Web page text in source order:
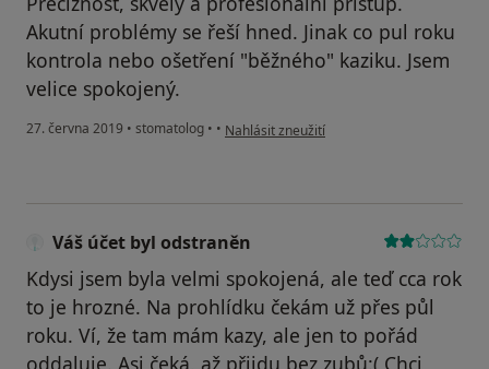
Akutní problémy se řeší hned. Jinak co pul roku
kontrola nebo ošetření "běžného" kaziku. Jsem
velice spokojený.
27. června 2019 • stomatolog • • podle názoru uživatele Váš účet byl
Nahlásit zneužití
Váš účet byl odstraněn
Kdysi jsem byla velmi spokojená, ale teď cca rok
to je hrozné. Na prohlídku čekám už přes půl
roku. Ví, že tam mám kazy, ale jen to pořád